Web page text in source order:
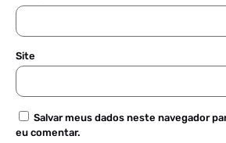
Site
Salvar meus dados neste navegador
eu comentar.